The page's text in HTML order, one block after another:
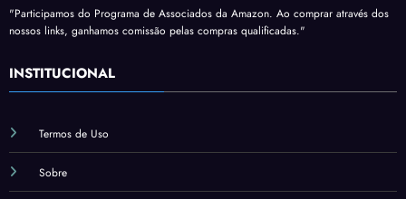
"Participamos do Programa de Associados da Amazon. Ao comprar através dos
nossos links, ganhamos comissão pelas compras qualificadas."
INSTITUCIONAL
Termos de Uso
Sobre